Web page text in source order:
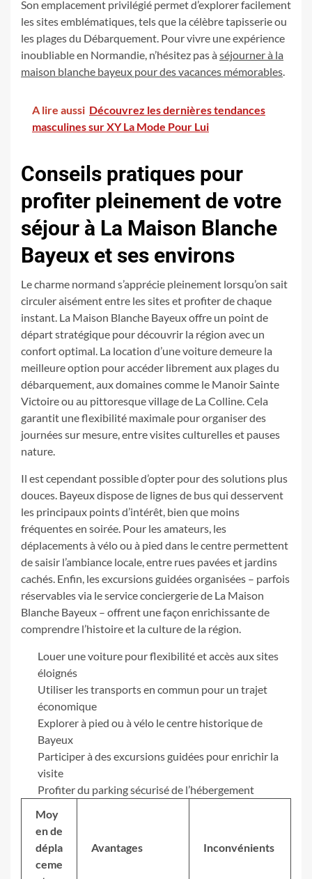
Son emplacement privilégié permet d’explorer facilement
les sites emblématiques, tels que la célèbre tapisserie ou
les plages du Débarquement. Pour vivre une expérience
inoubliable en Normandie, n’hésitez pas à séjourner à la
maison blanche bayeux pour des vacances mémorables.
A lire aussi Découvrez les dernières tendances
masculines sur XY La Mode Pour Lui
Conseils pratiques pour
profiter pleinement de votre
séjour à La Maison Blanche
Bayeux et ses environs
Le charme normand s’apprécie pleinement lorsqu’on sait
circuler aisément entre les sites et profiter de chaque
instant. La Maison Blanche Bayeux offre un point de
départ stratégique pour découvrir la région avec un
confort optimal. La location d’une voiture demeure la
meilleure option pour accéder librement aux plages du
débarquement, aux domaines comme le Manoir Sainte
Victoire ou au pittoresque village de La Colline. Cela
garantit une flexibilité maximale pour organiser des
journées sur mesure, entre visites culturelles et pauses
nature.
Il est cependant possible d’opter pour des solutions plus
douces. Bayeux dispose de lignes de bus qui desservent
les principaux points d’intérêt, bien que moins
fréquentes en soirée. Pour les amateurs, les
déplacements à vélo ou à pied dans le centre permettent
de saisir l’ambiance locale, entre rues pavées et jardins
cachés. Enfin, les excursions guidées organisées – parfois
réservables via le service conciergerie de La Maison
Blanche Bayeux – offrent une façon enrichissante de
comprendre l’histoire et la culture de la région.
Louer une voiture pour flexibilité et accès aux sites
éloignés
Utiliser les transports en commun pour un trajet
économique
Explorer à pied ou à vélo le centre historique de
Bayeux
Participer à des excursions guidées pour enrichir la
visite
Profiter du parking sécurisé de l’hébergement
Moy
en de
dépla
ceme
Avantages Inconvénients